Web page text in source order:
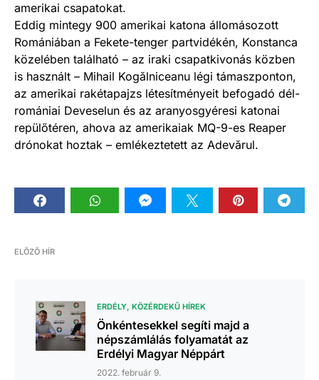
amerikai csapatokat.
Eddig mintegy 900 amerikai katona állomásozott
Romániában a Fekete-tenger partvidékén, Konstanca
közelében található – az iraki csapatkivonás közben
is használt – Mihail Kogălniceanu légi támaszponton,
az amerikai rakétapajzs létesítményeit befogadó dél-
romániai Deveselun és az aranyosgyéresi katonai
repülőtéren, ahova az amerikaiak MQ-9-es Reaper
drónokat hoztak – emlékeztetett az Adevărul.
ELŐZŐ HÍR
ERDÉLY KÖZÉRDEKŰ HÍREK
Önkéntesekkel segíti majd a
népszámlálás folyamatát az
Erdélyi Magyar Néppárt
2022. február 9.